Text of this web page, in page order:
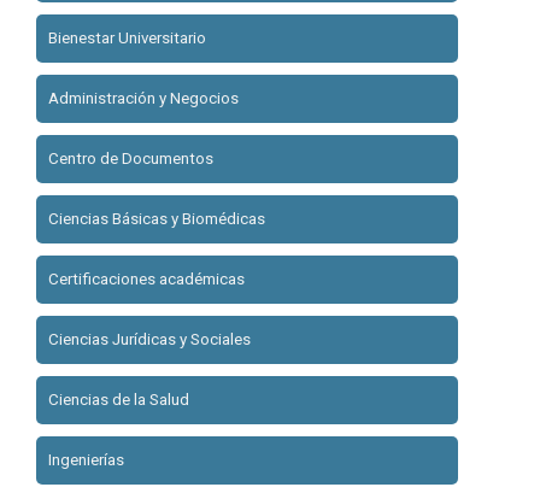
Bienestar Universitario
Administración y Negocios
Centro de Documentos
Ciencias Básicas y Biomédicas
Certificaciones académicas
Ciencias Jurídicas y Sociales
Ciencias de la Salud
Ingenierías